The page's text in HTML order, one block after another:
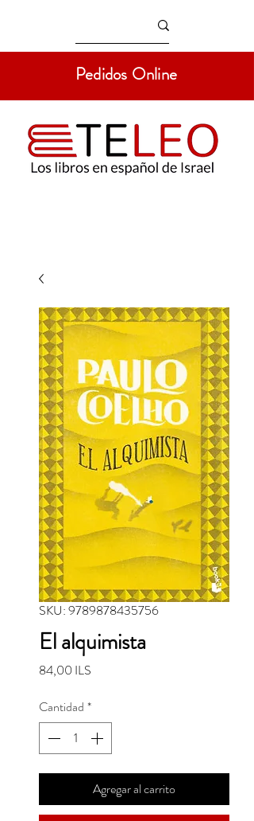
Pedidos Online
SKU: 9789878435756
El alquimista
84,00 ILS
Cantidad *
Agregar al carrito